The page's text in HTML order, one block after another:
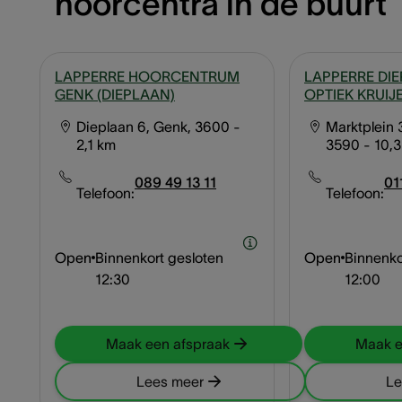
LAPPERRE HOORCENTRUM
GENK (DIEPLAAN)
Dieplaan 6, Genk, 3600 -
2,1 km
Telefoon:
089 49 13 11
Open Binnenkort gesloten
12:30
Maak een afspraak
Lees meer
LAPPERRE
OPTIEK
Marktplein
3590 -
Telefoon:
Open
12:00
Maak